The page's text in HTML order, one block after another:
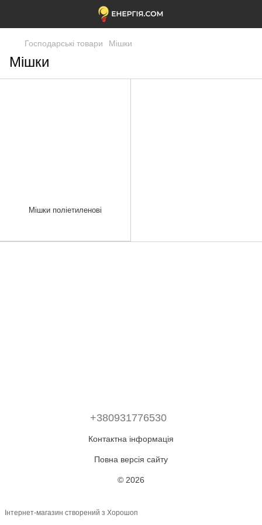
Господарські товари Мішки
Мішки
Мішки поліетиленові
+380931776530
Контактна інформація
Повна версія сайту
© 2026
Інтернет-магазин створений з Хорошоп